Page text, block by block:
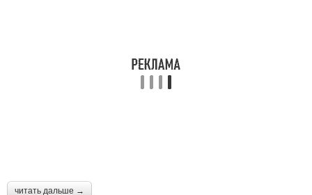
читать дальше →